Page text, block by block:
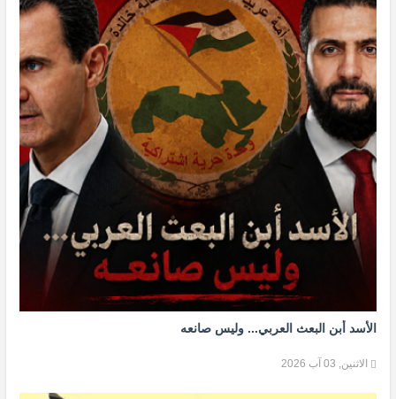
الأسد أبن البعث العربي... وليس صانعه
الاثنين, 03 آب 2026